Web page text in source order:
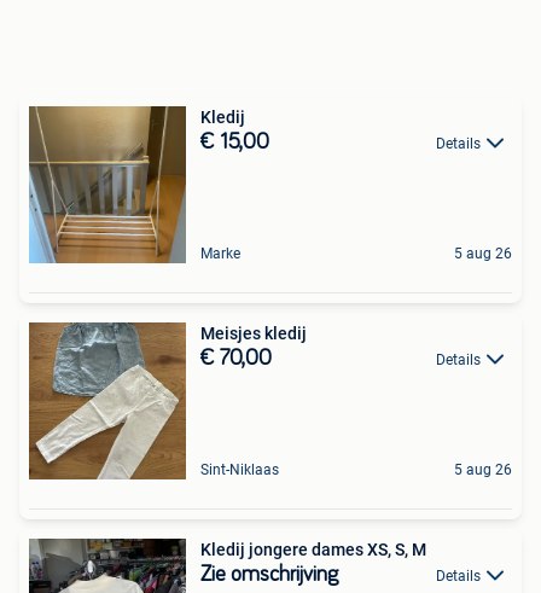
Kledij
€ 15,00 Details
Marke 5 aug 26
Meisjes kledij
€ 70,00 Details
Sint-Niklaas 5 aug 26
Kledij jongere dames XS, S, M
Zie omschrijving Details